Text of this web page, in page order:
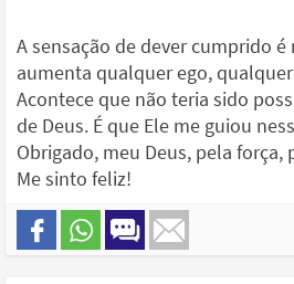
A sensação de dever cumprido
aumenta qualquer ego,
Acontece que não teria sido
de Deus. É que Ele me guiou
Obrigado, meu Deus, pela força,
Me sinto feliz!